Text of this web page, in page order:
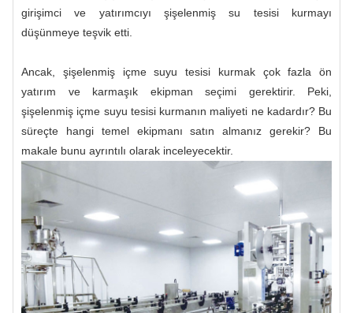
girişimci ve yatırımcıyı şişelenmiş su tesisi kurmayı
düşünmeye teşvik etti.
Ancak, şişelenmiş içme suyu tesisi kurmak çok fazla ön
yatırım ve karmaşık ekipman seçimi gerektirir. Peki,
şişelenmiş içme suyu tesisi kurmanın maliyeti ne kadardır? Bu
süreçte hangi temel ekipmanı satın almanız gerekir? Bu
makale bunu ayrıntılı olarak inceleyecektir.